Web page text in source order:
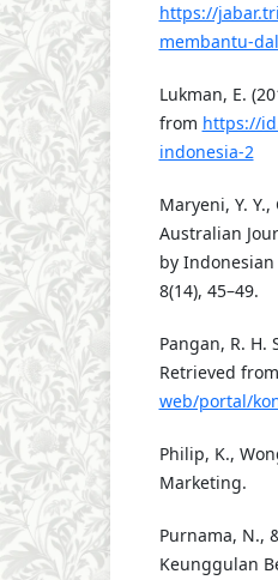
https://
membantu-
Lukman, E.
from https://
indonesia-2
Maryeni, Y.
Australian
by Indonesian
8(14), 45–49.
Pangan, R. H.
Retrieved from
web/portal/
Philip, K.,
Marketing.
Purnama, N.,
Keunggulan